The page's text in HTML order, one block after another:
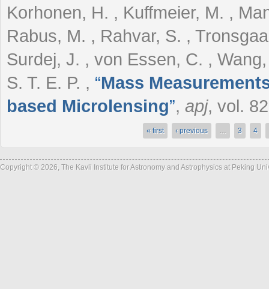
Korhonen, H. , Kuffmeier, M. ,
Rabus, M. , Rahvar, S. ,
Surdej, J. , von Essen, C. ,
S. T. E. P. , “Mass
based Microlensing”, apj, vol.
« first ‹ previous … 3 4
Copyright © 2026, The Kavli Institute for Astronomy and Astrophysics at Peking